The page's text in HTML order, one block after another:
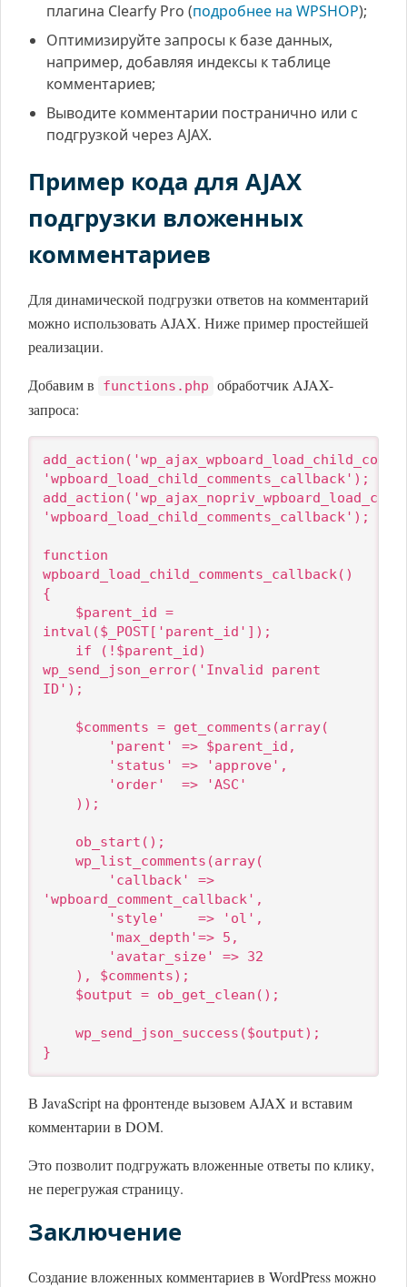
плагина Clearfy Pro (подробнее на WPSHOP);
Оптимизируйте запросы к базе данных,
например, добавляя индексы к таблице
комментариев;
Выводите комментарии постранично или с
подгрузкой через AJAX.
Пример кода для AJAX
подгрузки вложенных
комментариев
Для динамической подгрузки ответов на комментарий
можно использовать AJAX. Ниже пример простейшей
реализации.
Добавим в
functions.php обработчик AJAX-
запроса:
'wpboard_load_child_comments_callback');
'wpboard_load_child_comments_callback');
function
wpboard_load_child_comments_callback()
{
intval($_POST['parent_id']);
wp_send_json_error('Invalid parent
ID');
'wpboard_comment_callback',
}
В JavaScript на фронтенде вызовем AJAX и вставим
комментарии в DOM.
Это позволит подгружать вложенные ответы по клику,
не перегружая страницу.
Заключение
Создание вложенных комментариев в WordPress можно